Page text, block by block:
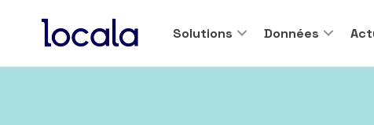
Solutions Données